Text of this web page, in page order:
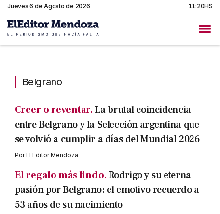
Jueves 6 de Agosto de 2026 11:20HS
Belgrano
Creer o reventar.La brutal coincidencia
entre Belgrano y la Selección argentina que
se volvió a cumplir a días del Mundial 2026
PorEl Editor Mendoza
El regalo más lindo.Rodrigo y su eterna
pasión por Belgrano: el emotivo recuerdo a
53 años de su nacimiento